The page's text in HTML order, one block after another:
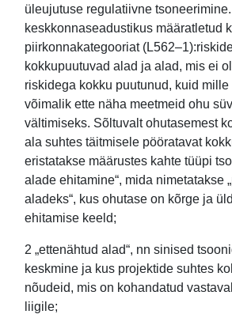
üleujutuse regulatiivne
keskkonnaseadustikus määratletud
piirkonnakategooriat
kokkupuutuvad alad ja alad, mis ei
riskidega kokku puutunud, kuid mille
võimalik ette näha meetmeid ohu
vältimiseks. Sõltuvalt ohutasemest
ala suhtes täitmisele pööratavat
eristatakse määrustes kahte tüüpi
alade ehitamine“, mida nimetatakse
aladeks“, kus ohutase on kõrge ja
ehitamise keeld;
2 „ettenähtud alad“, nn sinised
keskmine ja kus projektide suhtes
nõudeid, mis on kohandatud
liigile;